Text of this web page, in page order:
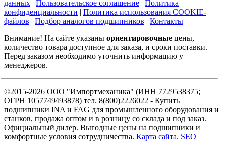
данных | Пользовательское соглашение | Политика
конфиденциальности | Политика использования COOKIE-
файлов | Подбор аналогов подшипников | Контакты
Внимание! На сайте указаны ориентировочные цены,
количество товара доступное для заказа, и сроки поставки.
Перед заказом необходимо уточнить информацию у
менеджеров.
©2015-2026 ООО "Импортмеханика" (ИНН 7729538375;
ОГРН 1057749493878) тел. 8(800)2226022 - Купить
подшипники INA и FAG для промышленного оборудования и
станков, продажа оптом и в розницу со склада и под заказ.
Официальный дилер. Выгодные цены на подшипники и
комфортные условия сотрудничества. Карта сайта. SEO